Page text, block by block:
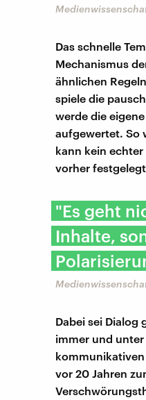
Das schnelle
Mechanismus
ähnlichen
spiele die
werde die
aufgewertet. So
kann kein
vorher
"Es geht
Inhalte,
Dabei sei Dialog
immer und
kommunikativen
vor 20 Jahren